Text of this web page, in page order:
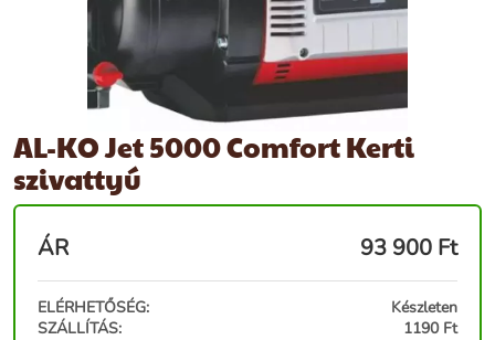
AL-KO Jet 5000 Comfort Kerti
szivattyú
ÁR 93 900 Ft
ELÉRHETŐSÉG:
Készleten
SZÁLLÍTÁS:
1190 Ft